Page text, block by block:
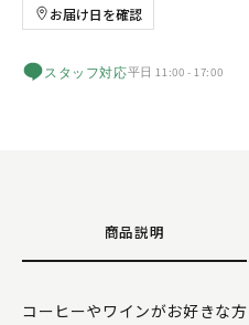
お届け日を確認
スタッフ対応平日 11:00 - 17:00
商品説明
コーヒーやワインがお好きな